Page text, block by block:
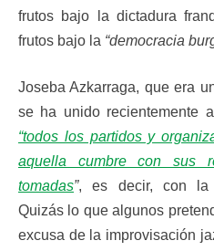
frutos bajo la dictadura
frutos bajo la “democracia
Joseba Azkarraga, que era
se ha unido recientemente
“todos los partidos y
aquella cumbre con sus
tomadas”, es decir, con la
Quizás lo que algunos
excusa de la improvisación